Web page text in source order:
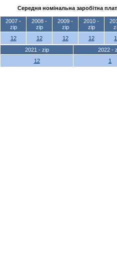
Середня номінальна заробітна
2007 -
zip
2008 -
zip
2009 -
zip
2010 -
zip
12
12 12 12
2021 - zip
2022 -
12
1